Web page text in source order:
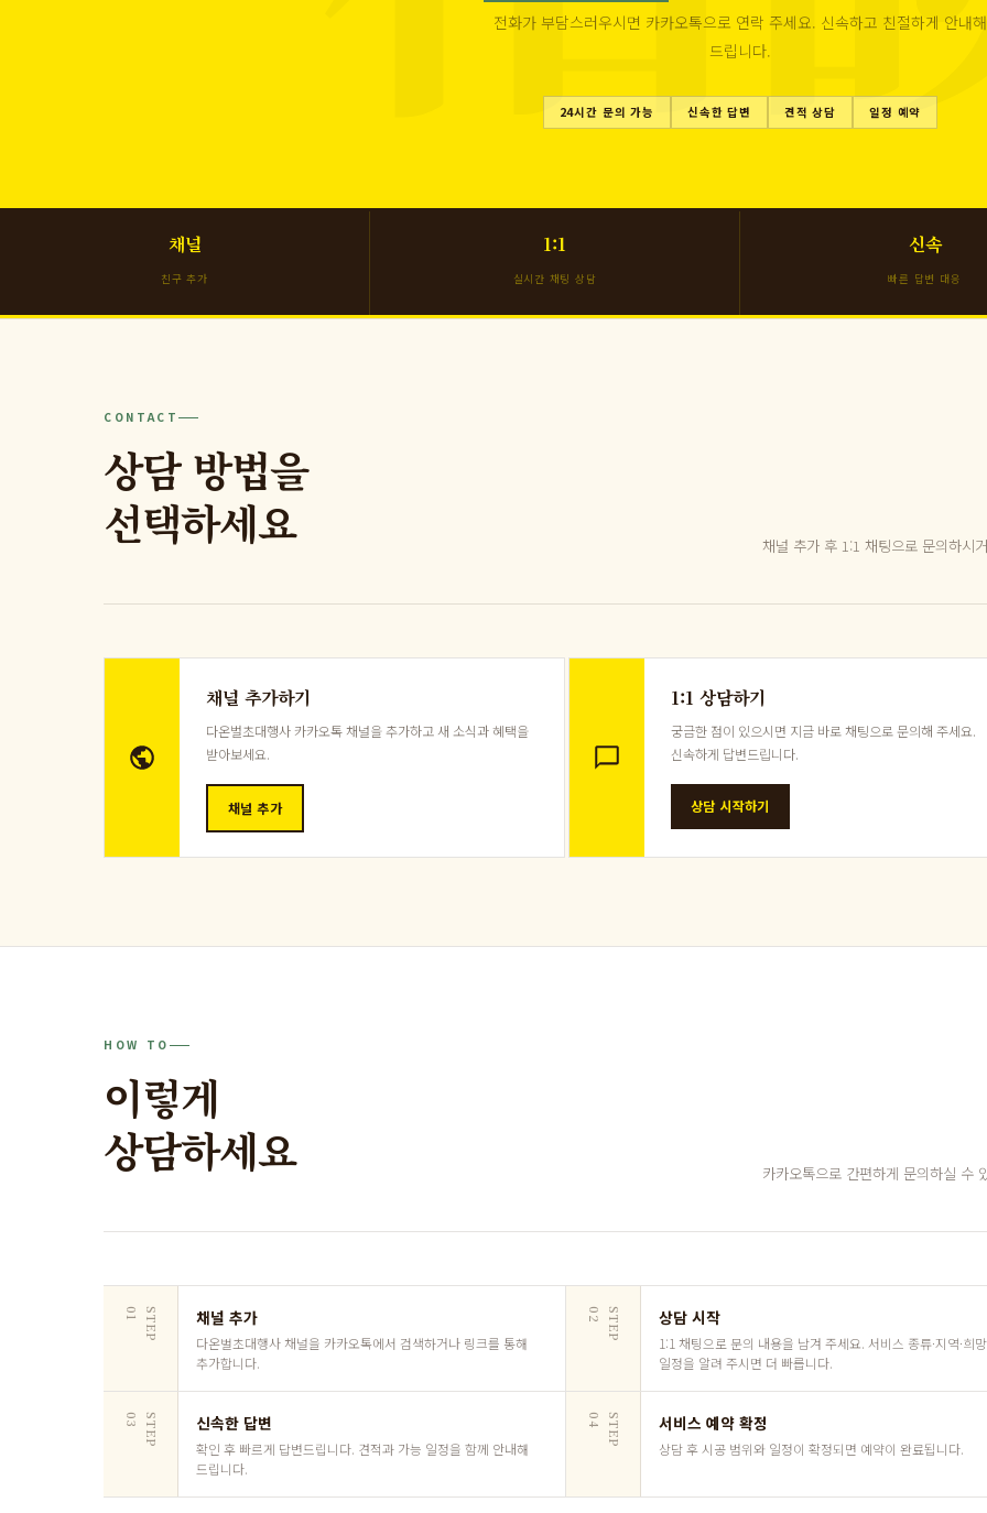
전화가 부담스러우시면 카카오톡으로 연락 주세요. 신속하고 친절하게 안내해
드립니다.
24시간 문의 가능 신속한 답변 견적 상담 일정 예약
채널
친구 추가
1:1
실시간 채팅 상담
신속
빠른 답변 대응
CONTACT
상담 방법을
선택하세요
채널 추가 후 1:1 채팅으로 문의하시
채널 추가하기
다온벌초대행사 카카오톡 채널을 추가하고 새 소식과 혜택을
받아보세요.
채널 추가
1:1 상담하기
궁금한 점이 있으시면 지금 바로 채팅으로 문의해 주세요.
신속하게 답변드립니다.
상담 시작하기
HOW TO
이렇게
상담하세요
카카오톡으로 간편하게 문의하실 수
S
T
E
P
0
1 채널 추가
다온벌초대행사 채널을 카카오톡에서 검색하거나 링크를 통해
추가합니다.
S
T
E
P
0
2 상담 시작
1:1 채팅으로 문의 내용을 남겨 주세요. 서비스 종류·지역·희망
일정을 알려 주시면 더 빠릅니다.
S
T
E
P
0
3 신속한 답변
확인 후 빠르게 답변드립니다. 견적과 가능 일정을 함께 안내해
드립니다.
S
T
E
P
0
4 서비스 예약 확정
상담 후 시공 범위와 일정이 확정되면 예약이 완료됩니다.